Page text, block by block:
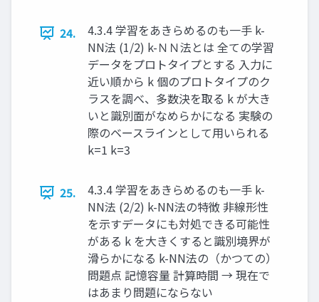
24.
4.3.4 学習をあきらめるのも一手 k-
NN法 (1/2) k-ＮＮ法とは 全ての学習
データをプロトタイプとする 入力に
近い順から k 個のプロトタイプのク
ラスを調べ、多数決を取る k が大き
いと識別面がなめらかになる 実験の
際のベースラインとして用いられる
k=1 k=3
25.
4.3.4 学習をあきらめるのも一手 k-
NN法 (2/2) k-NN法の特徴 非線形性
を示すデータにも対処できる可能性
がある k を大きくすると識別境界が
滑らかになる k-NN法の（かつての）
問題点 記憶容量 計算時間 → 現在で
はあまり問題にならない